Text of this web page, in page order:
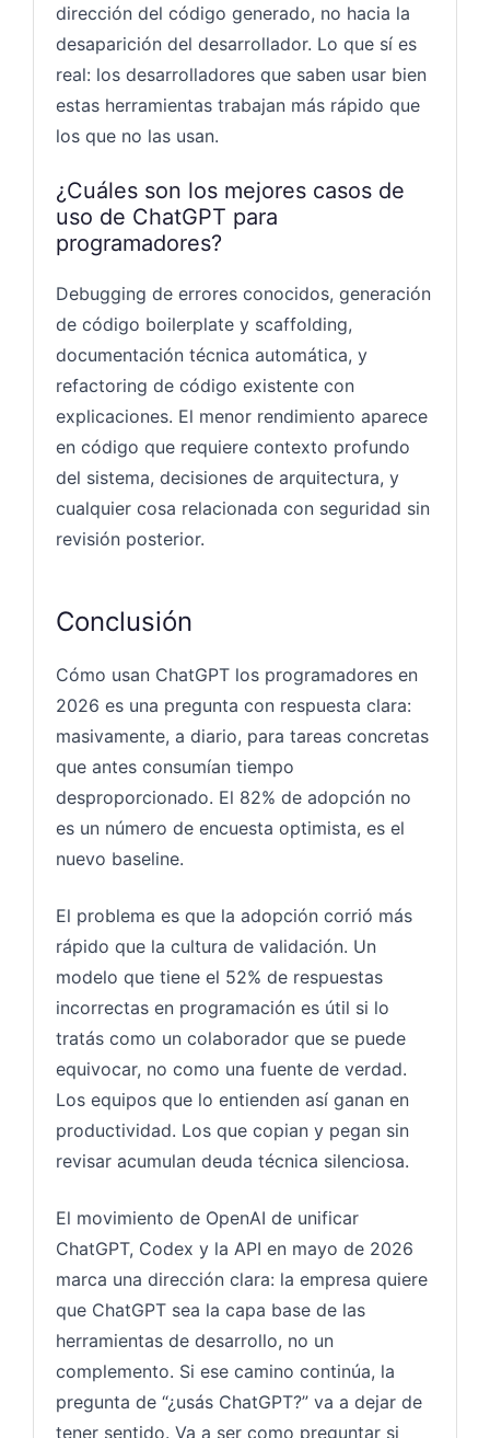
dirección del código generado, no hacia la
desaparición del desarrollador. Lo que sí es
real: los desarrolladores que saben usar bien
estas herramientas trabajan más rápido que
los que no las usan.
¿Cuáles son los mejores casos de
uso de ChatGPT para
programadores?
Debugging de errores conocidos, generación
de código boilerplate y scaffolding,
documentación técnica automática, y
refactoring de código existente con
explicaciones. El menor rendimiento aparece
en código que requiere contexto profundo
del sistema, decisiones de arquitectura, y
cualquier cosa relacionada con seguridad sin
revisión posterior.
Conclusión
Cómo usan ChatGPT los programadores en
2026 es una pregunta con respuesta clara:
masivamente, a diario, para tareas concretas
que antes consumían tiempo
desproporcionado. El 82% de adopción no
es un número de encuesta optimista, es el
nuevo baseline.
El problema es que la adopción corrió más
rápido que la cultura de validación. Un
modelo que tiene el 52% de respuestas
incorrectas en programación es útil si lo
tratás como un colaborador que se puede
equivocar, no como una fuente de verdad.
Los equipos que lo entienden así ganan en
productividad. Los que copian y pegan sin
revisar acumulan deuda técnica silenciosa.
El movimiento de OpenAI de unificar
ChatGPT, Codex y la API en mayo de 2026
marca una dirección clara: la empresa quiere
que ChatGPT sea la capa base de las
herramientas de desarrollo, no un
complemento. Si ese camino continúa, la
pregunta de “¿usás ChatGPT?” va a dejar de
tener sentido. Va a ser como preguntar si